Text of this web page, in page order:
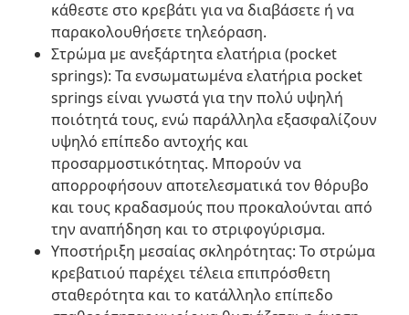
κάθεστε στο κρεβάτι για να διαβάσετε ή να
παρακολουθήσετε τηλεόραση.
Στρώμα με ανεξάρτητα ελατήρια (pocket
springs): Τα ενσωματωμένα ελατήρια pocket
springs είναι γνωστά για την πολύ υψηλή
ποιότητά τους, ενώ παράλληλα εξασφαλίζουν
υψηλό επίπεδο αντοχής και
προσαρμοστικότητας. Μπορούν να
απορροφήσουν αποτελεσματικά τον θόρυβο
και τους κραδασμούς που προκαλούνται από
την αναπήδηση και το στριφογύρισμα.
Υποστήριξη μεσαίας σκληρότητας: Το στρώμα
κρεβατιού παρέχει τέλεια επιπρόσθετη
σταθερότητα και το κατάλληλο επίπεδο